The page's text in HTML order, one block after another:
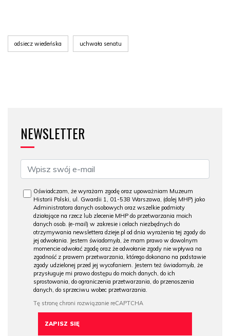
odsiecz wiedeńska uchwała senatu
NEWSLETTER
Oświadczam, że wyrażam zgodę oraz upoważniam Muzeum
Historii Polski, ul. Gwardii 1, 01-538 Warszawa, (dalej MHP) jako
Administratora danych osobowych oraz wszelkie podmioty
działające na rzecz lub zlecenie MHP do przetwarzania moich
danych osob. (e-mail) w zakresie i celach niezbędnych do
otrzymywania newslettera dzieje.pl od dnia wyrażenia tej zgody do
jej odwołania. Jestem świadomy/a, że mam prawo w dowolnym
momencie odwołać zgodę oraz że odwołanie zgody nie wpływa na
zgodność z prawem przetwarzania, którego dokonano na podstawie
zgody udzielonej przed jej wycofaniem. Jestem też świadomy/a, że
przysługuje mi prawo dostępu do moich danych, do ich
sprostowania, do ograniczenia przetwarzania, do przenoszenia
danych, do sprzeciwu wobec przetwarzania.